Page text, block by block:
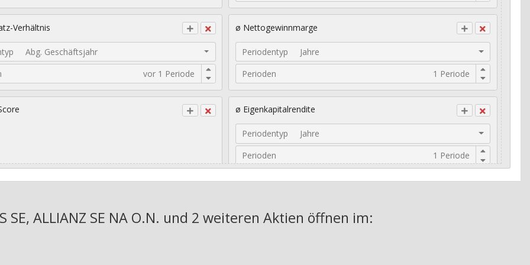
Verhältnis
Abg. Geschäftsjahr
ø Nettogewinnmarge
Periodentyp
Jahre
Perioden
ø Eigenkapitalrendite
Periodentyp
Jahre
Perioden
Jahre
SE, ALLIANZ SE NA O.N. und 2 weiteren Aktien öffnen im: